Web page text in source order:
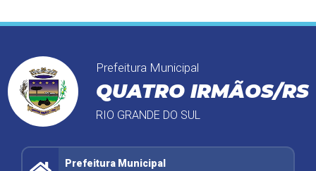
Prefeitura Municipal
QUATRO IRMÃOS/RS
RIO GRANDE DO SUL
Prefeitura Municipal